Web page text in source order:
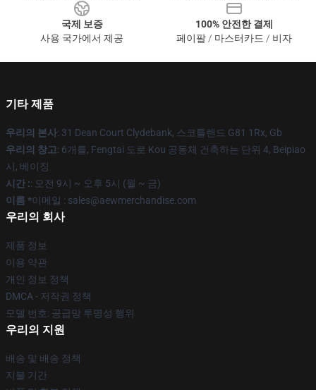
국제 보증
사용 국가에서 제공
100% 안전한 결제
페이팔 / 마스터카드 / 비자
기타 제품
우리의 본사: 31 Dean Court Clydebank, 스코틀랜드 G81 1Rx, Gb
우리의 창고: 6개를, Fengtai 도로 Kou 공동체 건축하는 단위 4, Beipiao
시, 베이징
시간 :: 오전 9시 ~ 오후 5시 (월 ~ 금)
이름 *이메일 : sales@aewmerchandise.com
우리의 회사
제품 정보
이용 약관
개인 정보 정책
DMCA - 저작권 정책
모델 번호: 공급망 투명성 행위
우리의 지원
배송 및 배송 정책
지불 기간